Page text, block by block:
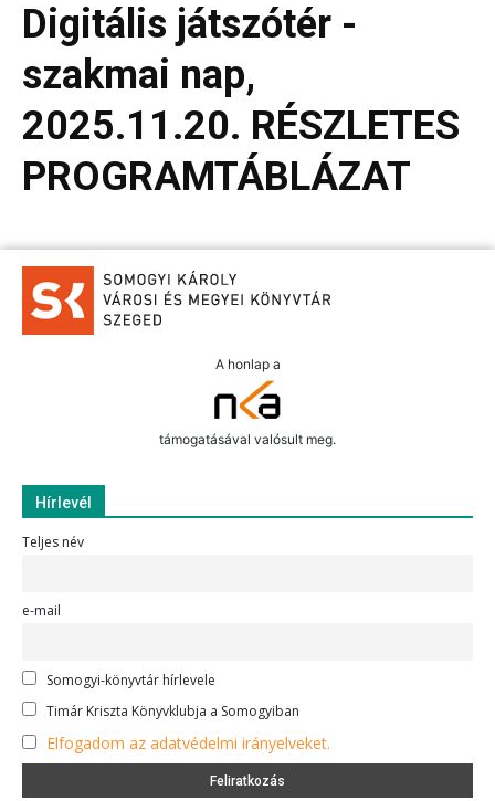
Digitális játszótér -
szakmai nap,
2025.11.20. RÉSZLETES
PROGRAMTÁBLÁZAT
A honlap a
támogatásával valósult meg.
Hírlevél
Teljes név
e-mail
Somogyi-könyvtár hírlevele
Timár Kriszta Könyvklubja a Somogyiban
Elfogadom az adatvédelmi irányelveket.